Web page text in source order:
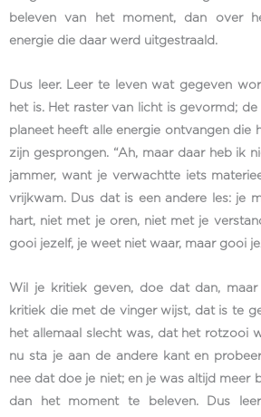
beleven van het moment, dan over
energie die daar werd uitgestraald.
Dus leer. Leer te leven wat gegeven
het is. Het raster van licht is gevormd;
planeet heeft alle energie ontvangen die
zijn gesprongen. “Ah, maar daar heb ik
jammer, want je verwachtte iets
vrijkwam. Dus dat is een andere les: je
hart, niet met je oren, niet met je
gooi jezelf, je weet niet waar, maar gooi
Wil je kritiek geven, doe dat dan, maar
kritiek die met de vinger wijst, dat is te
het allemaal slecht was, dat het rotzooi
nu sta je aan de andere kant en
nee dat doe je niet; en je was altijd meer
dan het moment te beleven. Dus